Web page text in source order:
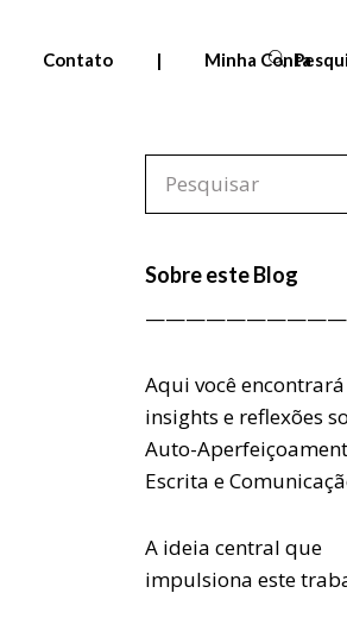
Contato | Minha Conta
Pedidos
Meus cursos
Sobre este Blog
——————————
Aqui você encontrará
insights e reflexões
Auto-
Escrita e
A ideia central que
impulsiona este